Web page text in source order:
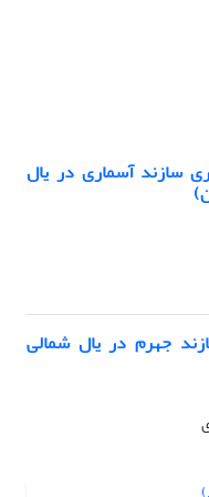
سازند آسماری در یال
جهرم در یال شمالی